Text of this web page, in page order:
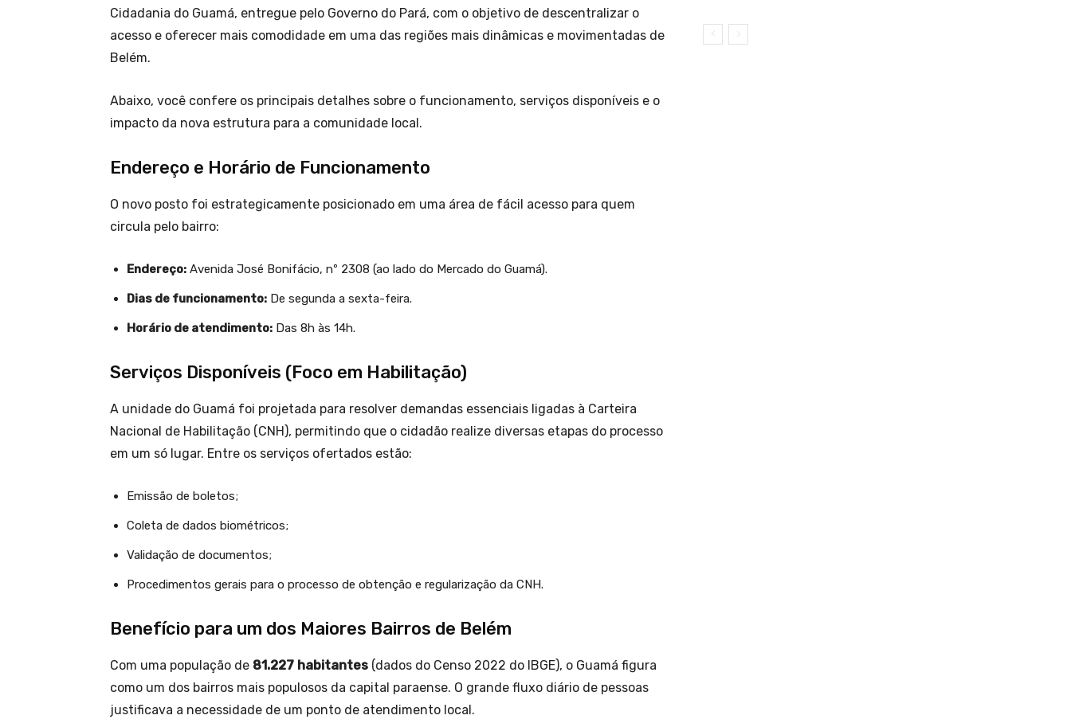
Cidadania do Guamá, entregue pelo Governo do Pará, com o objetivo de descentralizar o
acesso e oferecer mais comodidade em uma das regiões mais dinâmicas e movimentadas de
Belém.
Abaixo, você confere os principais detalhes sobre o funcionamento, serviços disponíveis e o
impacto da nova estrutura para a comunidade local.
Endereço e Horário de Funcionamento
O novo posto foi estrategicamente posicionado em uma área de fácil acesso para quem
circula pelo bairro:
Endereço: Avenida José Bonifácio, nº 2308 (ao lado do Mercado do Guamá).
Dias de funcionamento: De segunda a sexta-feira.
Horário de atendimento: Das 8h às 14h.
Serviços Disponíveis (Foco em Habilitação)
A unidade do Guamá foi projetada para resolver demandas essenciais ligadas à Carteira
Nacional de Habilitação (CNH), permitindo que o cidadão realize diversas etapas do processo
em um só lugar. Entre os serviços ofertados estão:
Emissão de boletos;
Coleta de dados biométricos;
Validação de documentos;
Procedimentos gerais para o processo de obtenção e regularização da CNH.
Benefício para um dos Maiores Bairros de Belém
Com uma população de 81.227 habitantes (dados do Censo 2022 do IBGE), o Guamá figura
como um dos bairros mais populosos da capital paraense. O grande fluxo diário de pessoas
justificava a necessidade de um ponto de atendimento local.